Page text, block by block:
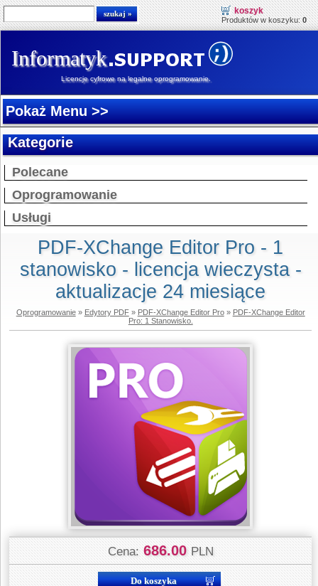
koszyk
Produktów w koszyku:0
Informatyk
Licencje cyfrowe na legalne oprogramowanie.
Pokaż Menu >>
Kategorie
Polecane
Oprogramowanie
Usługi
PDF-XChange Editor Pro - 1
stanowisko - licencja wieczysta -
aktualizacje 24 miesiące
Oprogramowanie» Edytory PDF» PDF-XChange Editor Pro» PDF-XChange Editor
Pro: 1 Stanowisko.
Cena: 686.00 PLN